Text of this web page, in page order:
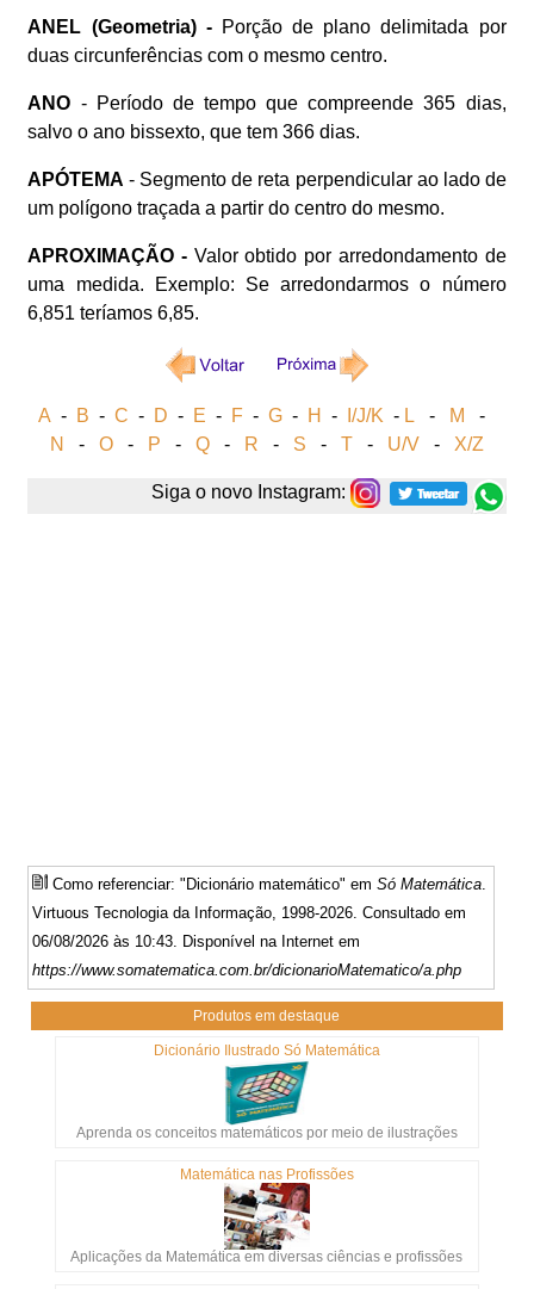
ANEL (Geometria) - Porção de plano delimitada por
duas circunferências com o mesmo centro.
ANO - Período de tempo que compreende 365 dias,
salvo o ano bissexto, que tem 366 dias.
APÓTEMA - Segmento de reta perpendicular ao lado de
um polígono traçada a partir do centro do mesmo.
APROXIMAÇÃO - Valor obtido por arredondamento de
uma medida. Exemplo: Se arredondarmos o número
6,851 teríamos 6,85.
A - B -C - D - E - F -G - H - I/J/K - L - M
-
N
- O- P - Q- R - S - T- U/V- X/Z
Siga o novo Instagram:
Como referenciar: "Dicionário matemático" emSó Matemática.
Virtuous Tecnologia da Informação, 1998-2026. Consultado em
06/08/2026 às 10:43. Disponível na Internet em
https://www.somatematica.com.br/dicionarioMatematico/a.php
Produtos em destaque
Dicionário Ilustrado Só Matemática
Aprenda os conceitos matemáticos por meio de ilustrações
Matemática nas Profissões
Aplicações da Matemática em diversas ciências e profissões